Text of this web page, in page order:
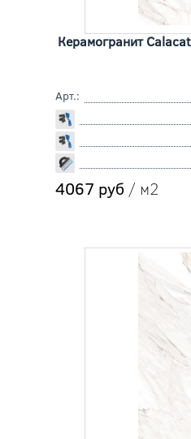
Керамогранит
Арт.:
4067 руб / м2